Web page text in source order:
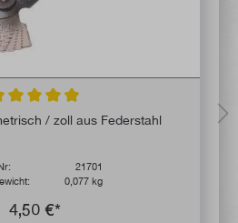
Bewertung von 4.8 von
/ zoll aus Federstahl
21701
0,077 kg
4,50 €*